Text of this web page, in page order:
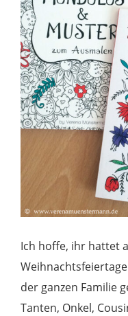
Ich hoffe, ihr hattet
der ganzen Familie
Tanten, Onkel,